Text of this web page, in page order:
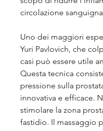
circolazione
Uno dei maggiori
Yuri Pavlovich, che
casi può essere utile
Questa tecnica
pressione sulla
innovativa e efficace.
stimolare la zona
fastidio. Il massaggio